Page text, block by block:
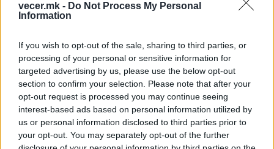
vecer.mk - Do Not Process My Personal
Information
If you wish to opt-out of the sale, sharing to third parties, or
processing of your personal or sensitive information for
targeted advertising by us, please use the below opt-out
section to confirm your selection. Please note that after your
opt-out request is processed you may continue seeing
interest-based ads based on personal information utilized by
us or personal information disclosed to third parties prior to
your opt-out. You may separately opt-out of the further
НАЈЧИТАНИ ВО ПОСЛЕДНИ 7 ДЕНА
СЕ СПРЕМА МЕТЕОРОЛОШКИ
ХАОС ЗА ЗИМАТА 2026/2027
ИСТОРИСКО ОБЕДИНУВАЊЕ НА